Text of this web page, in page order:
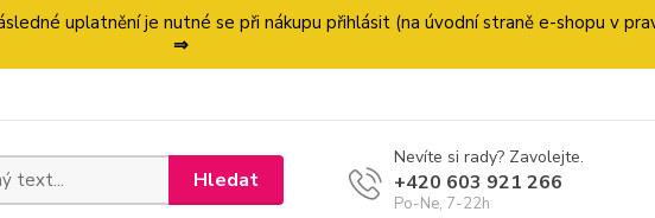
uplatnění je nutné se při nákupu přihlásit (na úvodní straně e-shopu v
⇒
Hledat
Nevíte si rady? Zavolejte.
+420 603 921 266
Po-Ne, 7-22h